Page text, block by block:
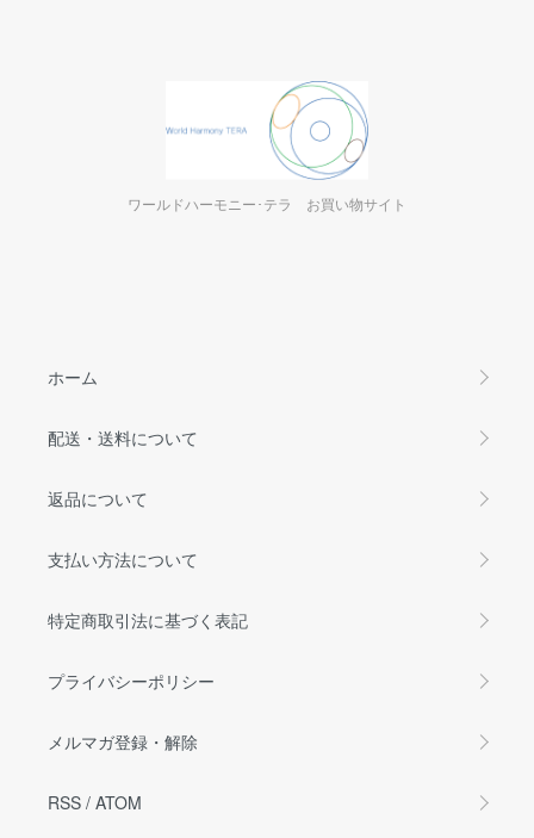
ワールドハーモニー･テラ お買い物サイト
ホーム
配送・送料について
返品について
支払い方法について
特定商取引法に基づく表記
プライバシーポリシー
メルマガ登録・解除
RSS / ATOM